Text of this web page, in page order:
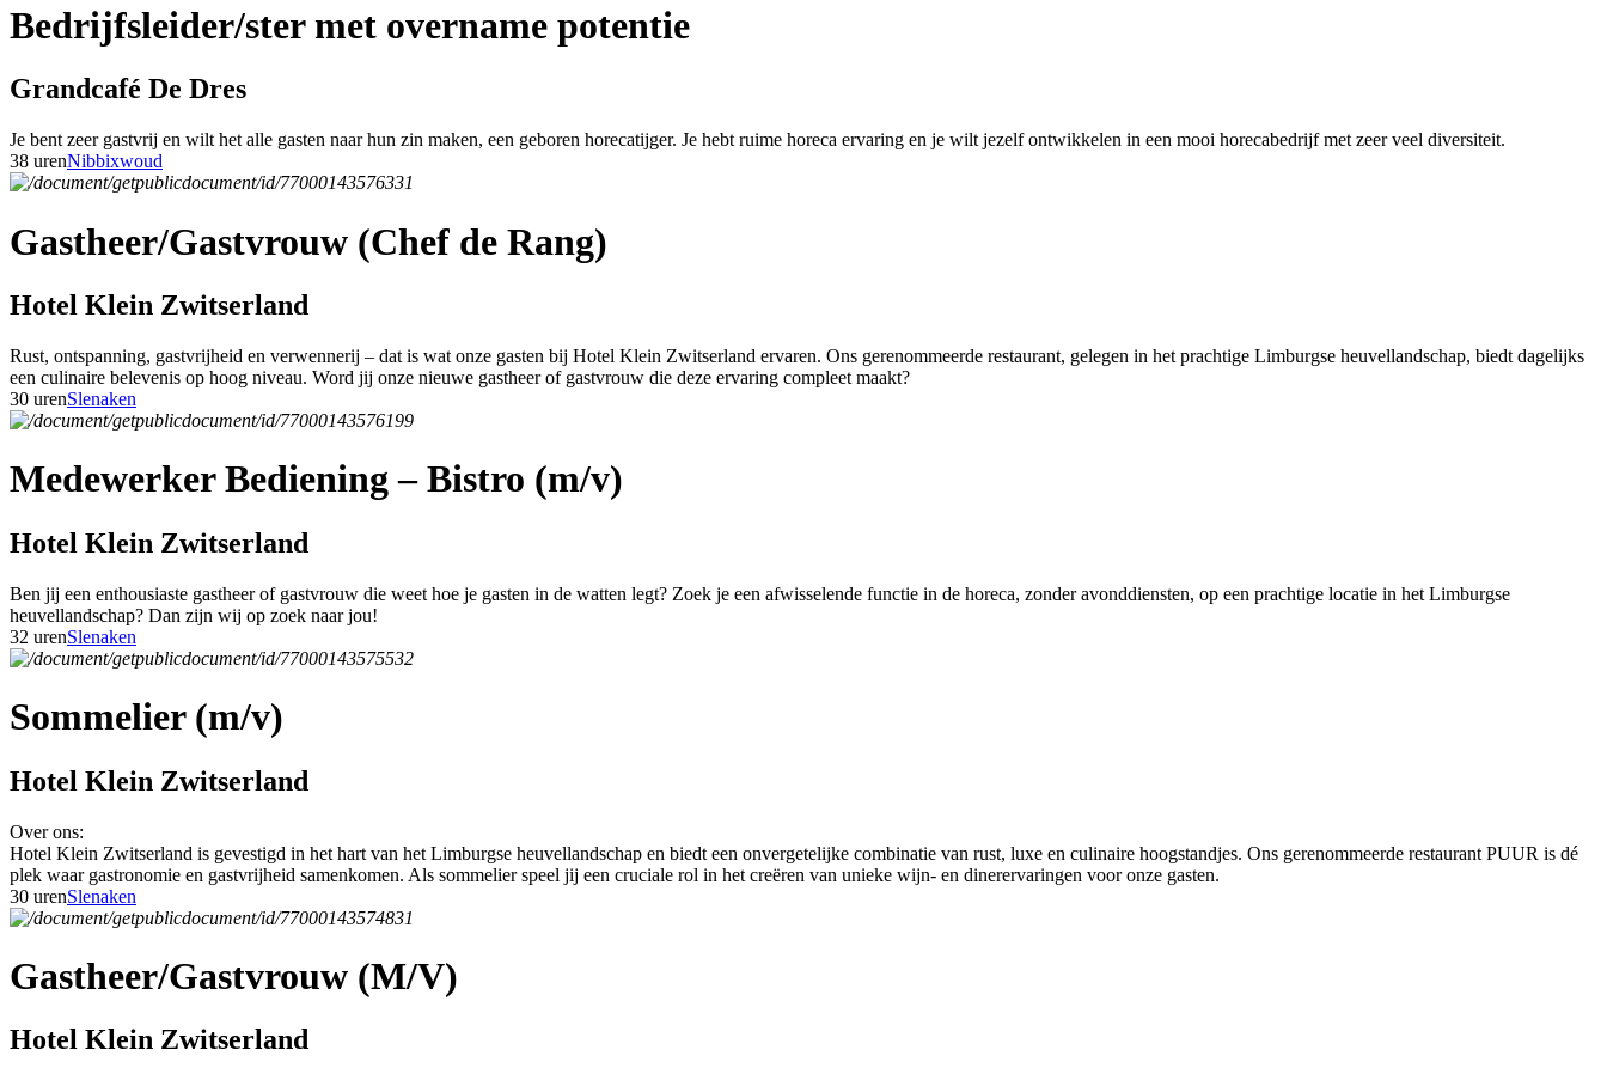
Bedrijfsleider/ster met overname potentie
Grandcafé De Dres
Je bent zeer gastvrij en wilt het alle gasten naar hun zin maken, een geboren horecatijger. Je hebt ruime horeca ervaring en je wilt jezelf ontwikkelen in een mooi horecabedrijf met zeer veel diversiteit.
38 urenNibbixwoud
Gastheer/Gastvrouw (Chef de Rang)
Hotel Klein Zwitserland
Rust, ontspanning, gastvrijheid en verwennerij – dat is wat onze gasten bij Hotel Klein Zwitserland ervaren. Ons gerenommeerde restaurant, gelegen in het prachtige Limburgse heuvellandschap, biedt dagelijks
een culinaire belevenis op hoog niveau. Word jij onze nieuwe gastheer of gastvrouw die deze ervaring compleet maakt?
30 urenSlenaken
Medewerker Bediening – Bistro (m/v)
Hotel Klein Zwitserland
Ben jij een enthousiaste gastheer of gastvrouw die weet hoe je gasten in de watten legt? Zoek je een afwisselende functie in de horeca, zonder avonddiensten, op een prachtige locatie in het Limburgse
heuvellandschap? Dan zijn wij op zoek naar jou!
32 urenSlenaken
Sommelier (m/v)
Hotel Klein Zwitserland
Over ons:
Hotel Klein Zwitserland is gevestigd in het hart van het Limburgse heuvellandschap en biedt een onvergetelijke combinatie van rust, luxe en culinaire hoogstandjes. Ons gerenommeerde restaurant PUUR is dé
plek waar gastronomie en gastvrijheid samenkomen. Als sommelier speel jij een cruciale rol in het creëren van unieke wijn- en dinerervaringen voor onze gasten.
30 urenSlenaken
Gastheer/Gastvrouw (M/V)
Hotel Klein Zwitserland